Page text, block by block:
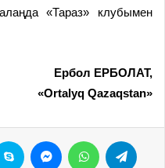
«Тараз» клубымен
Ербол ЕРБОЛАТ,
«Ortalyq Qazaqstan»